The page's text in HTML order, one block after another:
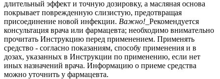
длительный эффект и точную дозировку, а масляная основа
покрывает поврежденную слизистую, предотвращая
присоединение новой инфекции. Важно! _Рекомендуется
консультация врача или фармацевта; необходимо внимательно
прочитать Инструкцию перед применением. Применять
средство - согласно показаниям, способу применения и в
дозах, указанных в Инструкции по применению, если нет
иных назначений врача. Информацию о приеме средства
можно уточнить у фармацевта.